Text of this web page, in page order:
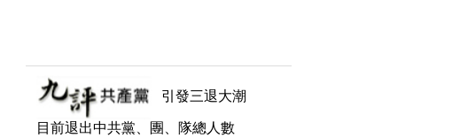
引發三退大潮
目前退出中共黨、團、隊總人數